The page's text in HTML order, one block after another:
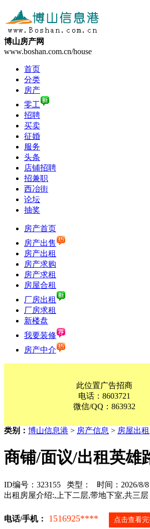
博山房产网
www.boshan.com.cn/house
首页
分类
房产
零工
招聘
买卖
征婚
服务
头条
店铺招聘
招兼职
西冶街
论坛
抽奖
房产首页
房产出售
房产出租
房产求购
房产求租
房屋合租
厂房出租
厂房求租
新楼盘
我要装修
房产中介
此位置广告招商
电话：8603721
微信/QQ：863932
类别： 博山信息港 > 房产信息 > 房屋出租
商铺/面议/出租英雄
ID编号：323155 类型： 时间：2026/8/
出租房屋介绍:,上下二层,带地下室,共三层
电话/手机： 1516925**** 点击查看